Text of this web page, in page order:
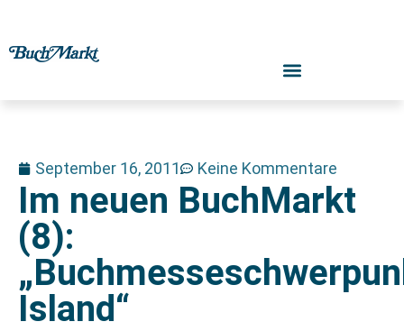
September 16, 2011 Keine Kommentare
Im neuen BuchMarkt
(8):
Island“